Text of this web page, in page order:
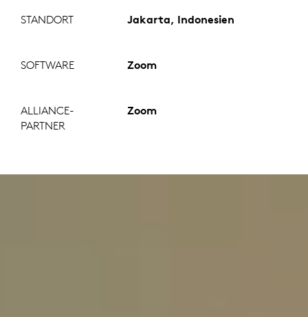
STANDORT Jakarta, Indonesien
SOFTWARE Zoom
ALLIANCE-
PARTNER
Zoom